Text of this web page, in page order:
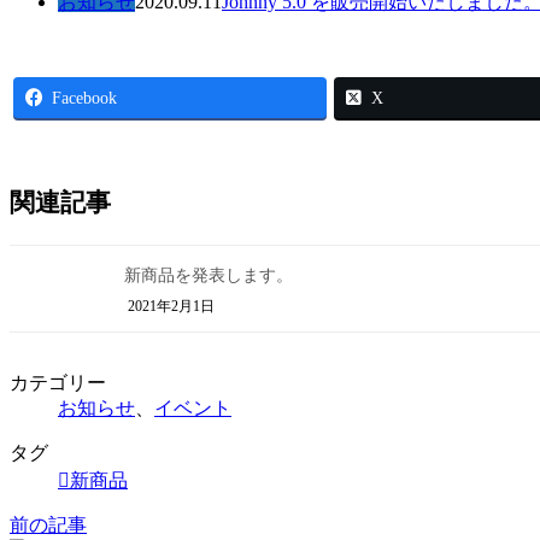
Facebook X
関連記事
新商品を発表します。
2021年2月1日
カテゴリー
お知らせ、 イベント
タグ
新商品
前の記事